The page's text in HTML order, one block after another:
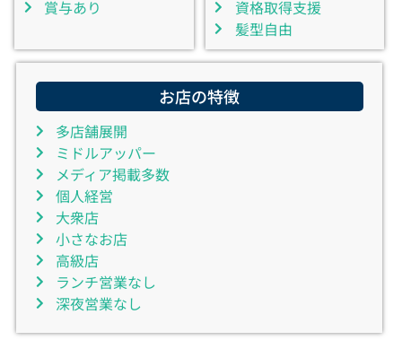
賞与あり
資格取得支援
髪型自由
お店の特徴
多店舗展開
ミドルアッパー
メディア掲載多数
個人経営
大衆店
小さなお店
高級店
ランチ営業なし
深夜営業なし